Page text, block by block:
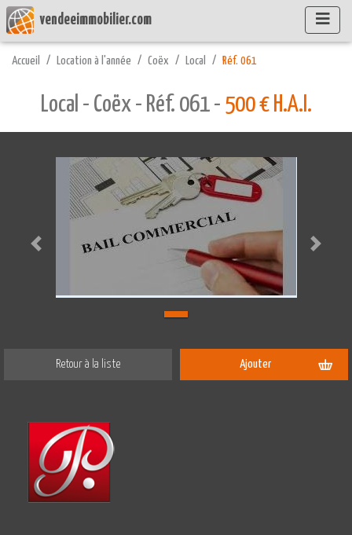
vendeeimmobilier.com
Accueil Location à l'année Coëx Local Réf. 061
Local - Coëx - Réf. 061 - 500 € H.A.I.
Précédente
Retour à la liste Ajouter